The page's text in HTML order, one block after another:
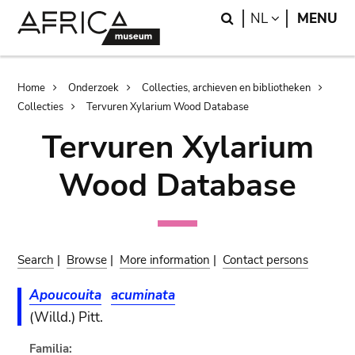
Search
NL LANGUAGE
MENU
Breadcrumb
Home Onderzoek
Collecties, archieven en bibliotheken
Collecties
Tervuren Xylarium Wood Database
Tervuren Xylarium
Wood Database
Search | Browse | More information | Contact persons
Apoucouita acuminata
(Willd.) Pitt.
Familia: